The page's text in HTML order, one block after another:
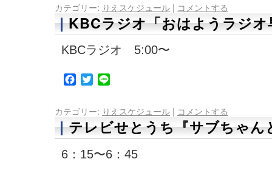
カテゴリー: りえスケジュール | コメントする
KBCラジオ「おはようラジオ
KBCラジオ 5:00〜
Facebook
Twitter
カテゴリー: りえスケジュール | コメントする
テレビせとうち『サブちゃん
6：15〜6：45